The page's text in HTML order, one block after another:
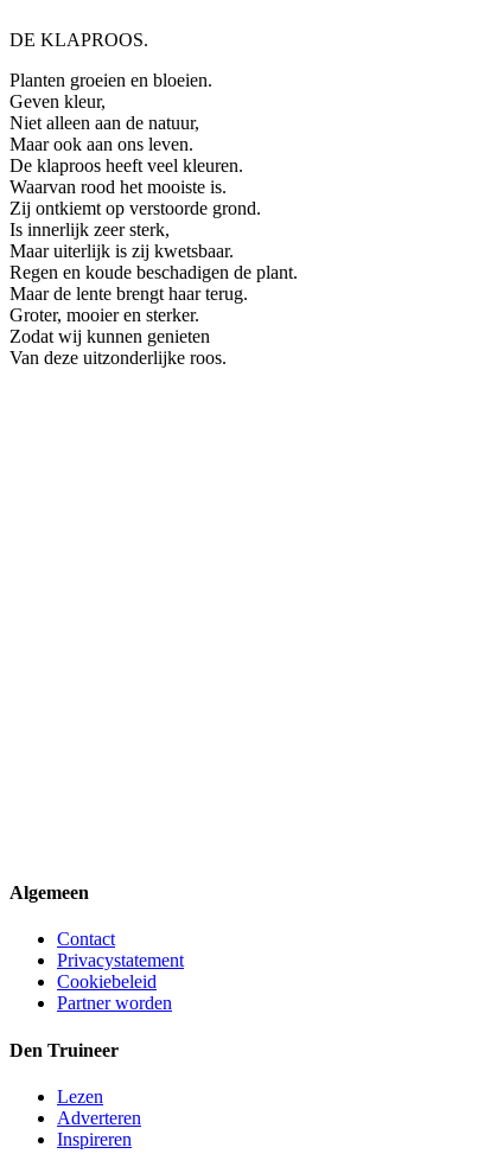
DE KLAPROOS.
Planten groeien en bloeien.
Geven kleur,
Niet alleen aan de natuur,
Maar ook aan ons leven.
De klaproos heeft veel kleuren.
Waarvan rood het mooiste is.
Zij ontkiemt op verstoorde grond.
Is innerlijk zeer sterk,
Maar uiterlijk is zij kwetsbaar.
Regen en koude beschadigen de plant.
Maar de lente brengt haar terug.
Groter, mooier en sterker.
Zodat wij kunnen genieten
Van deze uitzonderlijke roos.
Algemeen
Contact
Privacystatement
Cookiebeleid
Partner worden
Den Truineer
Lezen
Adverteren
Inspireren